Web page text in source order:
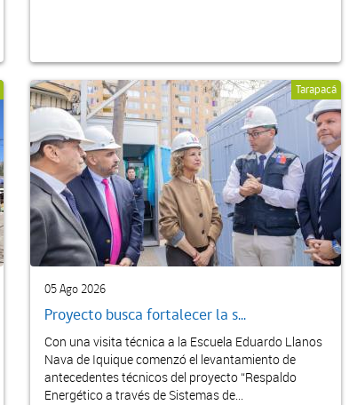
Tarapacá
05 Ago 2026
Proyecto busca fortalecer la s...
Con una visita técnica a la Escuela Eduardo Llanos
Nava de Iquique comenzó el levantamiento de
antecedentes técnicos del proyecto “Respaldo
Energético a través de Sistemas de...